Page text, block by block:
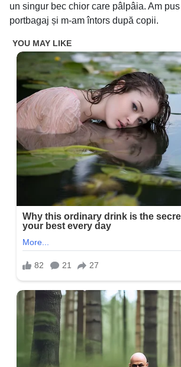
un singur bec chior care pâlpâia. Am
portbagaj și m-am întors după copii.